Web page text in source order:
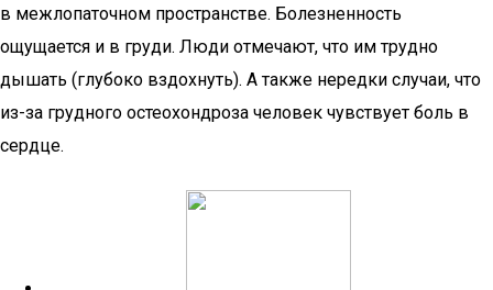
в межлопаточном пространстве. Болезненность
ощущается и в груди. Люди отмечают, что им трудно
дышать (глубоко вздохнуть). А также нередки случаи, что
из-за грудного остеохондроза человек чувствует боль в
сердце.